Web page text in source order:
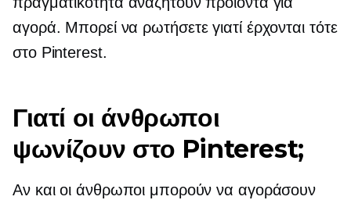
αγορά. Μπορεί να ρωτήσετε γιατί έρχονται τότε
στο Pinterest.
Γιατί οι άνθρωποι
ψωνίζουν στο Pinterest;
Αν και οι άνθρωποι μπορούν να αγοράσουν